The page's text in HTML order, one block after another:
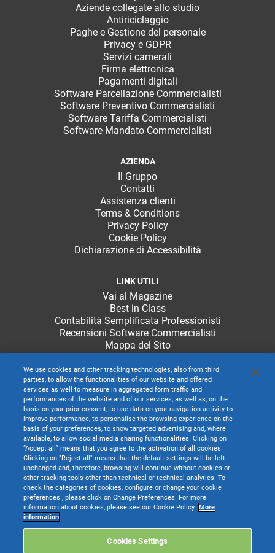
Aziende collegate allo studio
Antiriciclaggio
Paghe e Gestione del personale
Privacy e GDPR
Servizi camerali
Firma elettronica
Pagamenti digitali
Software Parcellazione Commercialisti
Software Preventivo Commercialisti
Software Tariffa Commercialisti
Software Mandato Commercialisti
AZIENDA
Il Gruppo
Contatti
Assistenza clienti
Terms & Conditions
Privacy Policy
Cookie Policy
Dichiarazione di Accessibilità
LINK UTILI
Vai al Magazine
Best in Class
Contabilità Semplificata Professionisti
Recensioni Software Commercialisti
Mappa del Sito
TeamSystem S.p.A. società con socio unico soggetta all’attività di direzione e
coordinamento di TeamSystem Holdco S.p.A. - Cap. Soc. € 24.000.000 I.v. -
C.C.I.A.A. delle Marche - P.I. 01035310414
We use cookies and other tracking technologies, also from third
parties, to allow the functionalities of our website and offered
services as well to measure in aggregated form traffic and
performances of the website and of our services, as well as, on the
basis on your prior consent, to use data on your navigation activity to
improve performance, to personalise the browsing experience on the
basis of your preferences, to show targeted advertising and, where
available, to allow social media sharing functionalities. Clicking on
“Accept all” means that you agree to the activation of all cookies.
Clicking on "Reject all" means that the default settings will be left
unchanged and, therefore, browsing will continue without cookies or
other tracking tools other than technical or technical analytics. To
check the categories of cookies, configure or change your cookie
preferences , please click on Change Preferences. For more
information about cookies, please see our Cookie Policy. More
information
Cookies Settings